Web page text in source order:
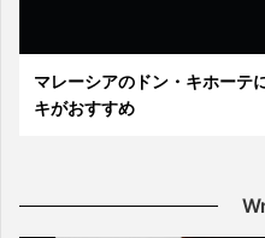
マレーシアのドン・キホーテ
キがおすすめ